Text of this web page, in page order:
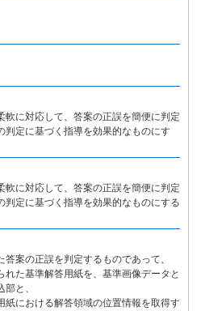
軟に対応して、答案の正誤を簡便に判定
判定に基づく指導を効果的なものにす
軟に対応して、答案の正誤を簡便に判定
判定に基づく指導を効果的なものにする
案の正誤を判定するものであって、
た基準解答用紙を、基準画像データと
と、
紙における解答領域の位置情報を取得す